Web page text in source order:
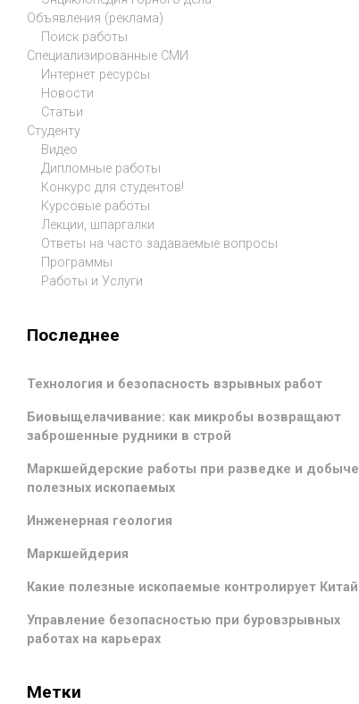
Объявления (реклама)
Поиск работы
Специализированные СМИ
Интернет ресурсы
Новости
Статьи
Студенту
Видео
Дипломные работы
Конкурс для студентов!
Курсовые работы
Лекции, шпаргалки
Ответы на часто задаваемые вопросы
Программы
Работы и Услуги
Последнее
Технология и безопасность взрывных работ
Биовыщелачивание: как микробы возвращают
заброшенные рудники в строй
Маркшейдерские работы при разведке и добыче
полезных ископаемых
Инженерная геология
Маркшейдерия
Какие полезные ископаемые контролирует Китай
Управление безопасностью при буровзрывных
работах на карьерах
Метки